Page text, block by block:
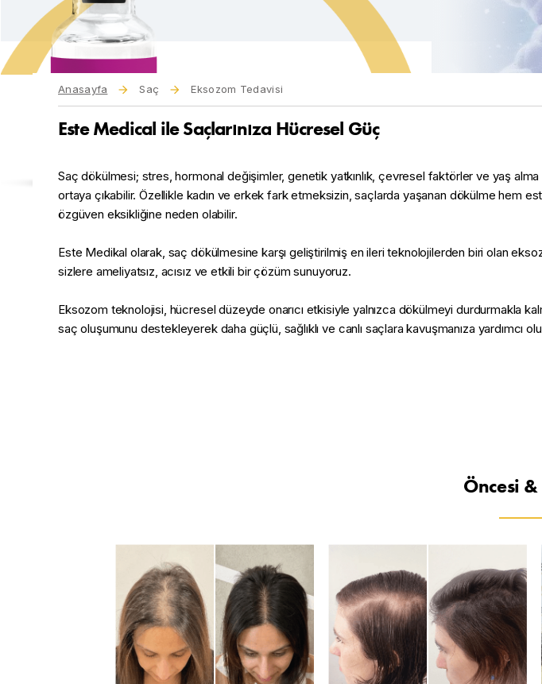
Anasayfa Saç Eksozom Tedavisi
Este Medical ile Saçlarınıza Hücresel Güç
Saç dökülmesi; stres, hormonal değişimler, genetik yatkınlık, çevresel faktörler ve yaş
ortaya çıkabilir. Özellikle kadın ve erkek fark etmeksizin, saçlarda yaşanan dökülme hem
özgüven eksikliğine neden olabilir.
Este Medikal olarak, saç dökülmesine karşı geliştirilmiş en ileri teknolojilerden biri olan
sizlere ameliyatsız, acısız ve etkili bir çözüm sunuyoruz.
Eksozom teknolojisi, hücresel düzeyde onarıcı etkisiyle yalnızca dökülmeyi durdurmakla
saç oluşumunu destekleyerek daha güçlü, sağlıklı ve canlı saçlara kavuşmanıza yardımcı
Öncesi &